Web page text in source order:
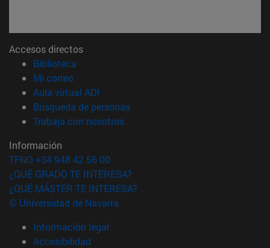
Accesos directos
Biblioteca
Mi correo(abre en nueva ventana)
Aula virtual ADI
Búsqueda de personas(abre en nueva ventana)
Trabaja con nosotros(abre en nueva ventana)
Información
TFNO +34 948 42 56 00
¿QUÉ GRADO TE INTERESA?
¿QUÉ MÁSTER TE INTERESA?
© Universidad de Navarra
Información legal
Accesibilidad